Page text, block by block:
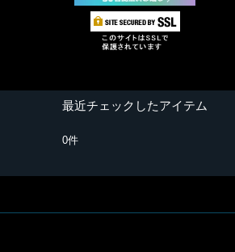
最近チェックしたアイテム
0件